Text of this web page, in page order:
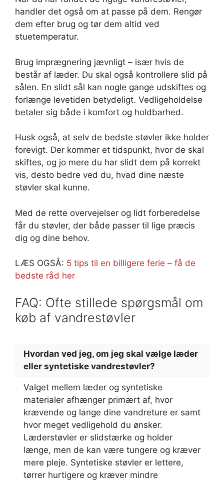
handler det også om at passe på dem. Rengør
dem efter brug og tør dem altid ved
stuetemperatur.
Brug imprægnering jævnligt – især hvis de
består af læder. Du skal også kontrollere slid på
sålen. En slidt sål kan nogle gange udskiftes og
forlænge levetiden betydeligt. Vedligeholdelse
betaler sig både i komfort og holdbarhed.
Husk også, at selv de bedste støvler ikke holder
forevigt. Der kommer et tidspunkt, hvor de skal
skiftes, og jo mere du har slidt dem på korrekt
vis, desto bedre ved du, hvad dine næste
støvler skal kunne.
Med de rette overvejelser og lidt forberedelse
får du støvler, der både passer til lige præcis
dig og dine behov.
LÆS OGSÅ: 5 tips til en billigere ferie – få de
bedste råd her
FAQ: Ofte stillede spørgsmål om
køb af vandrestøvler
Hvordan ved jeg, om jeg skal vælge læder
eller syntetiske vandrestøvler?
Valget mellem læder og syntetiske
materialer afhænger primært af, hvor
krævende og lange dine vandreture er samt
hvor meget vedligehold du ønsker.
Læderstøvler er slidstærke og holder
længe, men de kan være tungere og kræver
mere pleje. Syntetiske støvler er lettere,
tørrer hurtigere og kræver mindre